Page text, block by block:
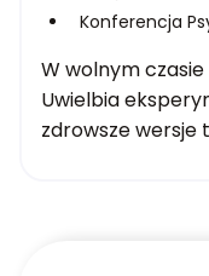
Konferencja
W wolnym czasie
Uwielbia
zdrowsze wersje